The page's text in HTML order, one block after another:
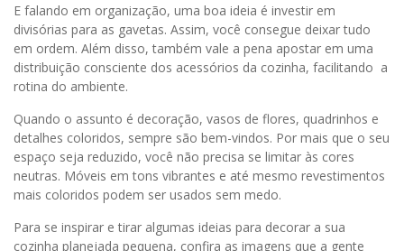
E falando em organização, uma boa ideia é investir em
divisórias para as gavetas. Assim, você consegue deixar tudo
em ordem. Além disso, também vale a pena apostar em uma
distribuição consciente dos acessórios da cozinha, facilitando a
rotina do ambiente.
Quando o assunto é decoração, vasos de flores, quadrinhos e
detalhes coloridos, sempre são bem-vindos. Por mais que o seu
espaço seja reduzido, você não precisa se limitar às cores
neutras. Móveis em tons vibrantes e até mesmo revestimentos
mais coloridos podem ser usados sem medo.
Para se inspirar e tirar algumas ideias para decorar a sua
cozinha planejada pequena, confira as imagens que a gente